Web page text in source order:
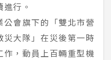
行。
會旗下的「雙北市營
大隊」在災後第一時
，動員上百輛重型機